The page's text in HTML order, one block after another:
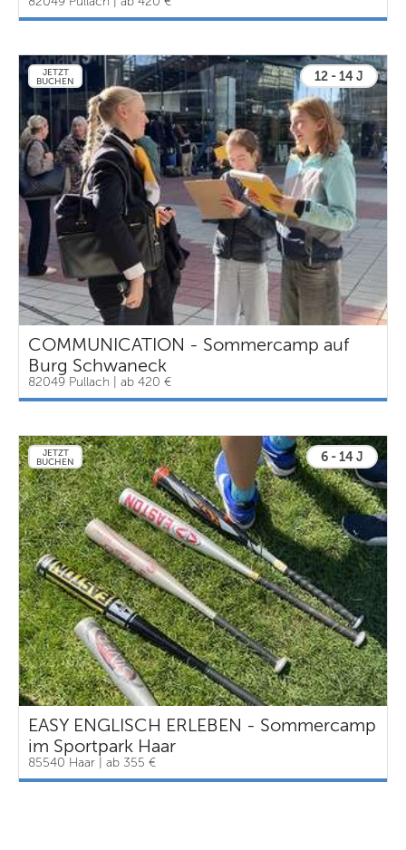
JETZT
BUCHEN
12 - 14 J
COMMUNICATION - Sommercamp auf
Burg Schwaneck
82049 Pullach | ab 420 €
JETZT
BUCHEN
6 - 14 J
EASY ENGLISCH ERLEBEN - Sommercamp
im Sportpark Haar
85540 Haar | ab 355 €